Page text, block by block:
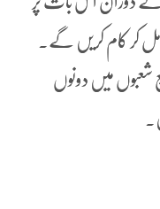
مل کر کام کریں گے۔
19 سمیت، وسیع شعبوں میں دونوں